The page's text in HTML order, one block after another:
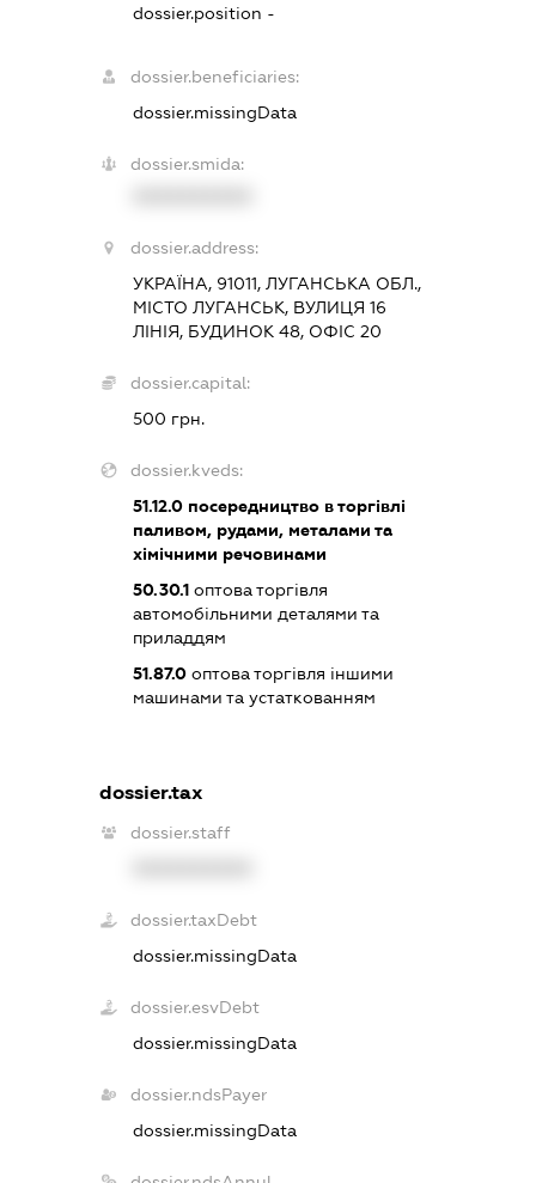
dossier.position -
dossier.beneficiaries:
dossier.missingData
dossier.smida:
dossier.address:
УКРАЇНА, 91011, ЛУГАНСЬКА ОБЛ.,
МІСТО ЛУГАНСЬК, ВУЛИЦЯ 16
ЛІНІЯ, БУДИНОК 48, ОФІС 20
dossier.capital:
500 грн.
dossier.kveds:
51.12.0посередництво в торгівлі
паливом, рудами, металами та
хімічними речовинами
50.30.1оптова торгівля
автомобільними деталями та
приладдям
51.87.0оптова торгівля іншими
машинами та устаткованням
dossier.tax
dossier.staff
dossier.taxDebt
dossier.missingData
dossier.esvDebt
dossier.missingData
dossier.ndsPayer
dossier.missingData